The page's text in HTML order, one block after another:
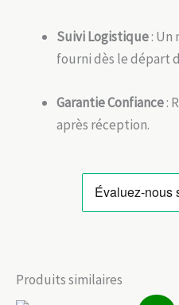
Suivi Logistique: Un
fourni dès le départ
Garantie Confiance:
après réception.
Produits similaires